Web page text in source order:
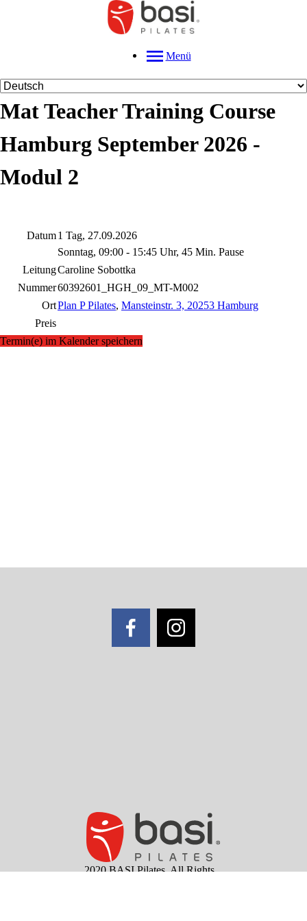
Menü
Mat Teacher Training Course
Hamburg September 2026 -
Modul 2
Datum1 Tag, 27.09.2026
Sonntag, 09:00 - 15:45 Uhr, 45 Min. Pause
LeitungCaroline Sobottka
Nummer60392601_HGH_09_MT-M002
OrtPlan P Pilates, Mansteinstr. 3, 20253 Hamburg
Preis
Termin(e) im Kalender speichern
2020 BASI Pilates. All Rights